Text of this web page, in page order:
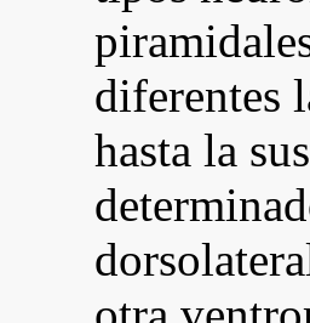
diferentes
hasta la